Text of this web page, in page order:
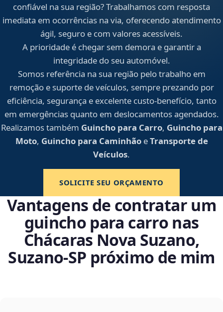
confiável na sua região? Trabalhamos com resposta
imediata em ocorrências na via, oferecendo atendimento
ágil, seguro e com valores acessíveis.
A prioridade é chegar sem demora e garantir a
integridade do seu automóvel.
Somos referência na sua região pelo trabalho em
remoção e suporte de veículos, sempre prezando por
eficiência, segurança e excelente custo-benefício, tanto
em emergências quanto em deslocamentos agendados.
Realizamos também Guincho para Carro, Guincho para
Moto, Guincho para CaminhãoeTransporte de
Veículos.
SOLICITE SEU ORÇAMENTO
Vantagens de contratar um
guincho para carro nas
Chácaras Nova Suzano,
Suzano‑SP próximo de mim